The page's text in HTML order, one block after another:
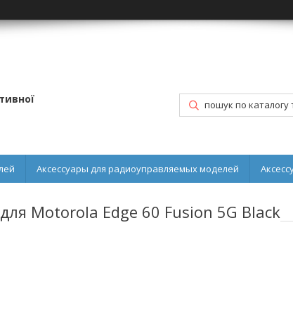
Аксессуары для радиоуправляемых моделей
Motorola Edge 60 Fusion 5G Black